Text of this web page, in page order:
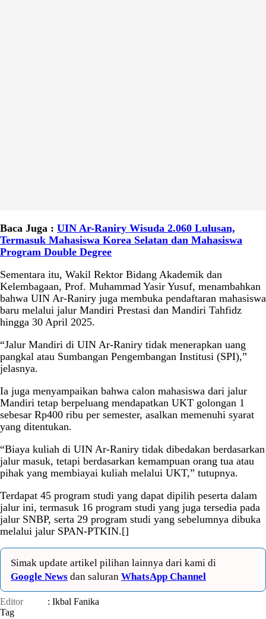
Baca Juga : UIN Ar-Raniry Wisuda 2.060 Lulusan,
Termasuk Mahasiswa Korea Selatan dan Mahasiswa
Program Double Degree
Sementara itu, Wakil Rektor Bidang Akademik dan
Kelembagaan, Prof. Muhammad Yasir Yusuf, menambahkan
bahwa UIN Ar-Raniry juga membuka pendaftaran mahasiswa
baru melalui jalur Mandiri Prestasi dan Mandiri Tahfidz
hingga 30 April 2025.
“Jalur Mandiri di UIN Ar-Raniry tidak menerapkan uang
pangkal atau Sumbangan Pengembangan Institusi (SPI),”
jelasnya.
Ia juga menyampaikan bahwa calon mahasiswa dari jalur
Mandiri tetap berpeluang mendapatkan UKT golongan 1
sebesar Rp400 ribu per semester, asalkan memenuhi syarat
yang ditentukan.
“Biaya kuliah di UIN Ar-Raniry tidak dibedakan berdasarkan
jalur masuk, tetapi berdasarkan kemampuan orang tua atau
pihak yang membiayai kuliah melalui UKT,” tutupnya.
Terdapat 45 program studi yang dapat dipilih peserta dalam
jalur ini, termasuk 16 program studi yang juga tersedia pada
jalur SNBP, serta 29 program studi yang sebelumnya dibuka
melalui jalur SPAN-PTKIN.[]
Simak update artikel pilihan lainnya dari kami di
Google News dan saluran WhatsApp Channel
Editor
: Ikbal Fanika
Tag